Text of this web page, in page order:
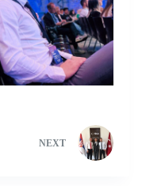
NEXT